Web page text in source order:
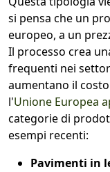
si pensa che un
europeo, a un
Il processo crea
frequenti nei
aumentano il
l'Unione Europea
categorie di
esempi recenti:
Pavimenti in